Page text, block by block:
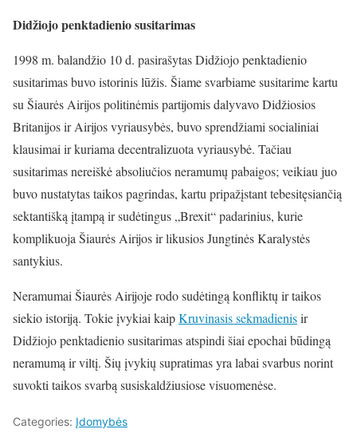
Didžiojo penktadienio susitarimas
1998 m. balandžio 10 d. pasirašytas Didžiojo penktadienio
susitarimas buvo istorinis lūžis. Šiame svarbiame susitarime kartu
su Šiaurės Airijos politinėmis partijomis dalyvavo Didžiosios
Britanijos ir Airijos vyriausybės, buvo sprendžiami socialiniai
klausimai ir kuriama decentralizuota vyriausybė. Tačiau
susitarimas nereiškė absoliučios neramumų pabaigos; veikiau juo
buvo nustatytas taikos pagrindas, kartu pripažįstant tebesitęsiančią
sektantišką įtampą ir sudėtingus „Brexit“ padarinius, kurie
komplikuoja Šiaurės Airijos ir likusios Jungtinės Karalystės
santykius.
Neramumai Šiaurės Airijoje rodo sudėtingą konfliktų ir taikos
siekio istoriją. Tokie įvykiai kaipKruvinasis sekmadienisir
Didžiojo penktadienio susitarimas atspindi šiai epochai būdingą
neramumą ir viltį. Šių įvykių supratimas yra labai svarbus norint
suvokti taikos svarbą susiskaldžiusiose visuomenėse.
Categories: Įdomybės